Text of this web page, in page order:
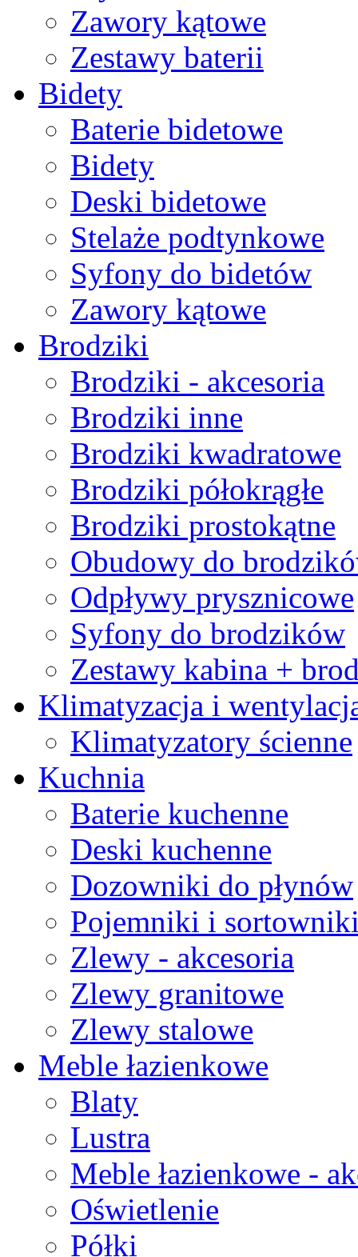
Zawory kątowe
Zestawy baterii
Bidety
Baterie bidetowe
Bidety
Deski bidetowe
Stelaże podtynkowe
Syfony do bidetów
Zawory kątowe
Brodziki
Brodziki - akcesoria
Brodziki inne
Brodziki kwadratowe
Brodziki półokrągłe
Brodziki prostokątne
Obudowy do
Odpływy prysznicowe
Syfony do brodzików
Zestawy kabina +
Klimatyzacja i
Klimatyzatory ścienne
Kuchnia
Baterie kuchenne
Deski kuchenne
Dozowniki do płynów
Pojemniki i
Zlewy - akcesoria
Zlewy granitowe
Zlewy stalowe
Meble łazienkowe
Blaty
Lustra
Meble łazienkowe -
Oświetlenie
Półki